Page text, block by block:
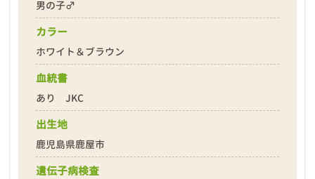
❮ ❯
男の子♂
カラー
ホワイト＆ブラウン
血統書
あり JKC
出生地
鹿児島県鹿屋市
遺伝子病検査